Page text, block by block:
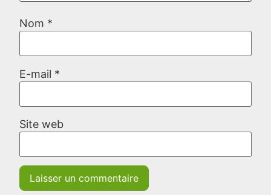
Nom *
E-mail *
Site web